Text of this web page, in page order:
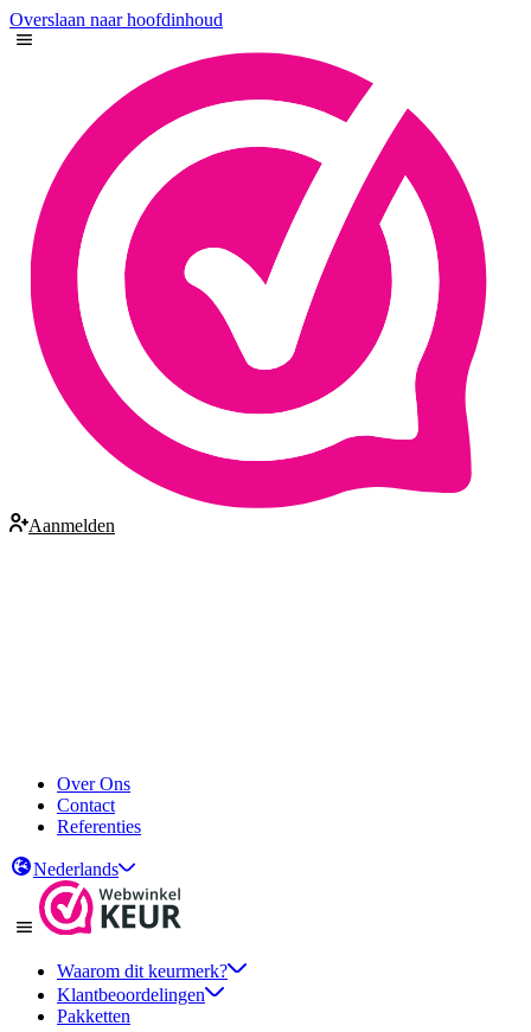
Overslaan naar hoofdinhoud
Aanmelden
Over Ons
Contact
Referenties
Nederlands
Waarom dit keurmerk?
Klantbeoordelingen
Pakketten